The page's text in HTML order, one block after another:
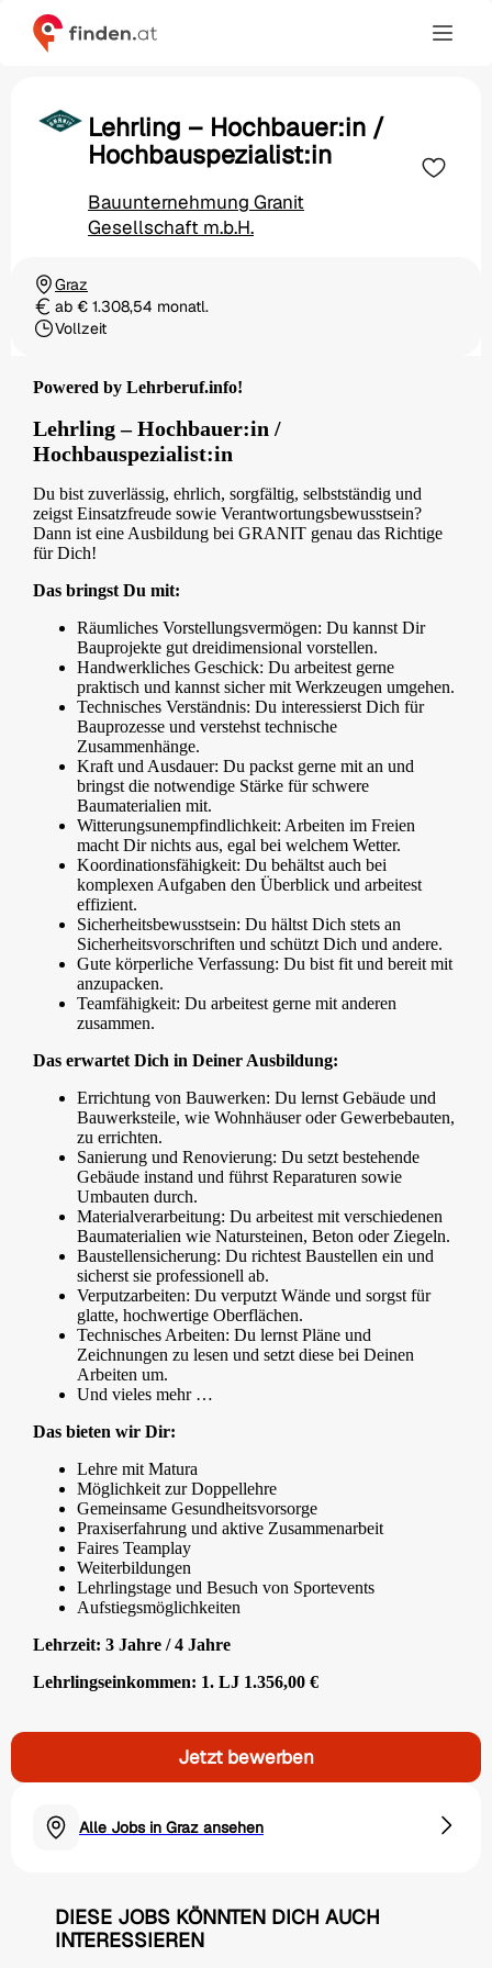
Lehrling – Hochbauer:in /
Hochbauspezialist:in
Bauunternehmung Granit
Gesellschaft m.b.H.
Ortschaft
Graz
Gehaltab € 1.308,54 monatl.
Beschäftigungsart
Vollzeit
Powered by Lehrberuf.info!
Lehrling – Hochbauer:in /
Hochbauspezialist:in
Du bist zuverlässig, ehrlich, sorgfältig, selbstständig und
zeigst Einsatzfreude sowie Verantwortungsbewusstsein?
Dann ist eine Ausbildung bei GRANIT genau das Richtige
für Dich!
Das bringst Du mit:
Räumliches Vorstellungsvermögen: Du kannst Dir
Bauprojekte gut dreidimensional vorstellen.
Handwerkliches Geschick: Du arbeitest gerne
praktisch und kannst sicher mit Werkzeugen umgehen.
Technisches Verständnis: Du interessierst Dich für
Bauprozesse und verstehst technische
Zusammenhänge.
Kraft und Ausdauer: Du packst gerne mit an und
bringst die notwendige Stärke für schwere
Baumaterialien mit.
Witterungsunempfindlichkeit: Arbeiten im Freien
macht Dir nichts aus, egal bei welchem Wetter.
Koordinationsfähigkeit: Du behältst auch bei
komplexen Aufgaben den Überblick und arbeitest
effizient.
Sicherheitsbewusstsein: Du hältst Dich stets an
Sicherheitsvorschriften und schützt Dich und andere.
Gute körperliche Verfassung: Du bist fit und bereit mit
anzupacken.
Teamfähigkeit: Du arbeitest gerne mit anderen
zusammen.
Das erwartet Dich in Deiner Ausbildung:
Errichtung von Bauwerken: Du lernst Gebäude und
Bauwerksteile, wie Wohnhäuser oder Gewerbebauten,
zu errichten.
Sanierung und Renovierung: Du setzt bestehende
Gebäude instand und führst Reparaturen sowie
Umbauten durch.
Materialverarbeitung: Du arbeitest mit verschiedenen
Baumaterialien wie Natursteinen, Beton oder Ziegeln.
Baustellensicherung: Du richtest Baustellen ein und
sicherst sie professionell ab.
Verputzarbeiten: Du verputzt Wände und sorgst für
glatte, hochwertige Oberflächen.
Technisches Arbeiten: Du lernst Pläne und
Zeichnungen zu lesen und setzt diese bei Deinen
Arbeiten um.
Und vieles mehr …
Das bieten wir Dir:
Lehre mit Matura
Möglichkeit zur Doppellehre
Gemeinsame Gesundheitsvorsorge
Praxiserfahrung und aktive Zusammenarbeit
Faires Teamplay
Weiterbildungen
Lehrlingstage und Besuch von Sportevents
Aufstiegsmöglichkeiten
Lehrzeit: 3 Jahre / 4 Jahre
Lehrlingseinkommen: 1. LJ 1.356,00 €
Jetzt bewerben
Alle Jobs in Graz ansehen
DIESE JOBS KÖNNTEN DICH AUCH
INTERESSIEREN